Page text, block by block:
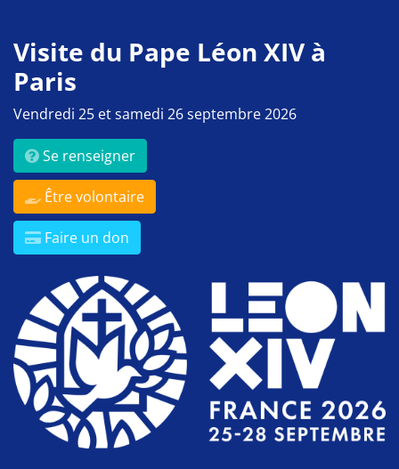
Visite du Pape Léon XIV à
Paris
Vendredi 25 et samedi 26 septembre 2026
Se renseigner
Être volontaire
Faire un don